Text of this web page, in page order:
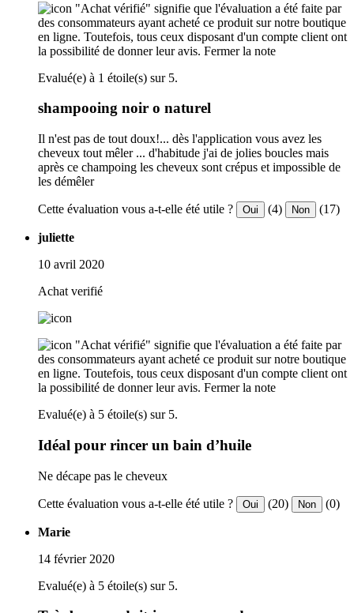
"Achat vérifié" signifie que l'évaluation a été faite par
des consommateurs ayant acheté ce produit sur notre boutique
en ligne. Toutefois, tous ceux disposant d'un compte client ont
la possibilité de donner leur avis. Fermer la note
Evalué(e) à 1 étoile(s) sur 5.
shampooing noir o naturel
Il n'est pas de tout doux!... dès l'application vous avez les
cheveux tout mêler ... d'habitude j'ai de jolies boucles mais
après ce champoing les cheveux sont crépus et impossible de
les démêler
Cette évaluation vous a-t-elle été utile ? Oui (4) Non (17)
juliette
10 avril 2020
Achat verifié
"Achat vérifié" signifie que l'évaluation a été faite par
des consommateurs ayant acheté ce produit sur notre boutique
en ligne. Toutefois, tous ceux disposant d'un compte client ont
la possibilité de donner leur avis. Fermer la note
Evalué(e) à 5 étoile(s) sur 5.
Idéal pour rincer un bain d’huile
Ne décape pas le cheveux
Cette évaluation vous a-t-elle été utile ? Oui (20) Non (0)
Marie
14 février 2020
Evalué(e) à 5 étoile(s) sur 5.